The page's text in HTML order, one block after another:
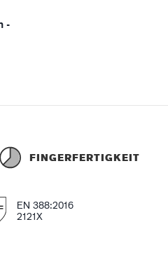
-
FINGERFERTIGKEIT
EN 388:2016
2121X